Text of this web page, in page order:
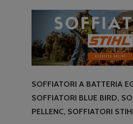
SOFFIATORI A BATTERIA
SOFFIATORI BLUE BIRD,
PELLENC, SOFFIATORI